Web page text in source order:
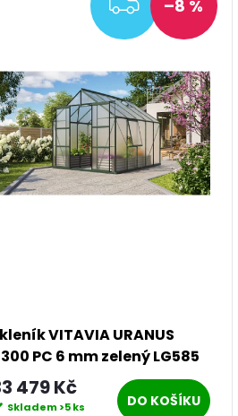
–8 %
VITAVIA URANUS
PC 6 mm zelený LG585
479 Kč
Skladem>5 ks DO KOŠÍKU